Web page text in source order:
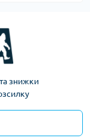
знижки